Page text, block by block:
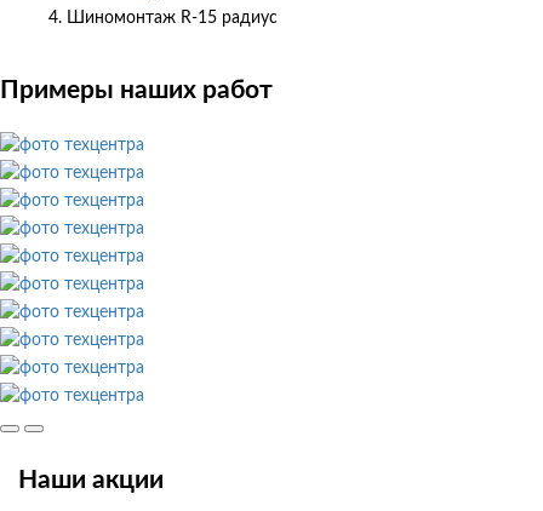
Шиномонтаж R-15 радиус
Примеры наших работ
Наши акции